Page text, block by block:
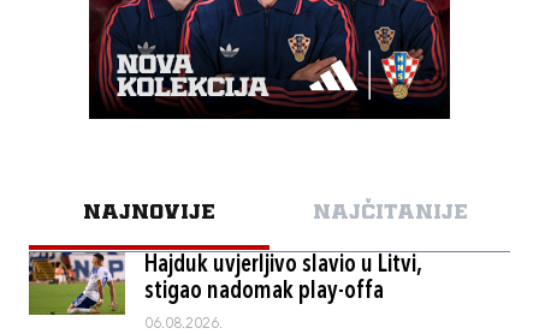
NAJNOVIJE NAJČITANIJE
Hajduk uvjerljivo slavio u Litvi,
stigao nadomak play-offa
06.08.2026.